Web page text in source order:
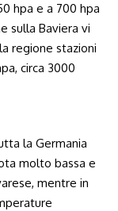
la Germania
molto bassa e
mentre in